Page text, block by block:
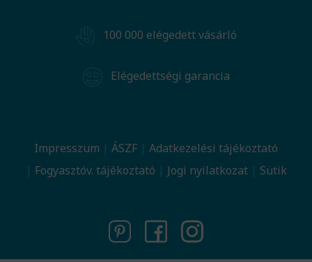
100 000 elégedett vásárló
Elégedettségi garancia
Impresszum ÁSZF
Adatkezelési tájékoztató
Fogyasztóv. tájékoztató
Jogi nyilatkozat Sütik